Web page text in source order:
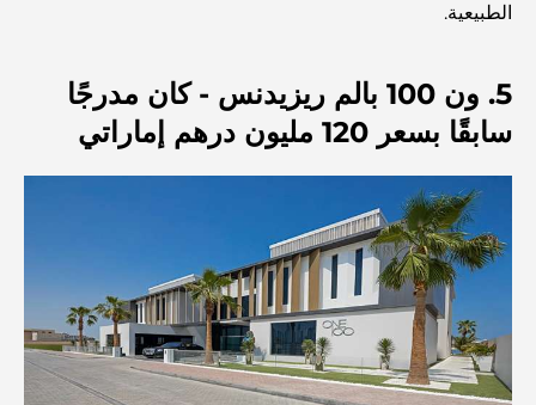
دليل صالات الرياضة في داماك هيلز: أفضل خيارات اللياقة
أفضل مراكز التسوق في دبي للتسوق والترفيه
أنشطة يمكنك القيام بها في مركز دبي المالي العالمي:
استكشف أكثر مناطق دبي حيوية
بطاقات الائتمان في الإمارات العربية المتحدة: دليل شامل
الطبيعية.
5. ون 100 بالم ريزيدنس - كان مدرجًا
سابقًا بسعر 120 مليون درهم إماراتي